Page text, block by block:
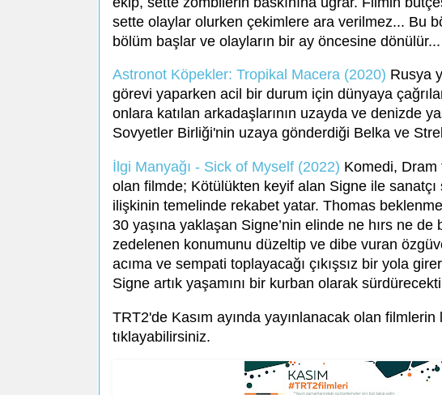
sette olaylar olurken çekimlere ara verilmez... Bu
bölüm başlar ve olayların bir ay öncesine
Astronot Köpekler: Tropikal Macera (2020) Rusya
görevi yaparken acil bir durum için dünyaya
onlara katılan arkadaşlarının uzayda ve denizde
Sovyetler Birliği'nin uzaya gönderdiği Belka ve
İlgi Manyağı - Sick of Myself (2022) Komedi, Dram
olan filmde; Kötülükten keyif alan Signe ile sanatçı
ilişkinin temelinde rekabet yatar. Thomas
30 yaşına yaklaşan Signe’nin elinde ne hırs ne de
zedelenen konumunu düzeltip ve dibe vuran
acıma ve sempati toplayacağı çıkışsız bir yola
Signe artık yaşamını bir kurban olarak
TRT2'de Kasım ayında yayınlanacak olan
tıklayabilirsiniz.